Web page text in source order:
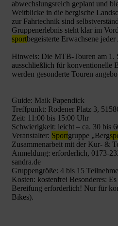
abwechslungsreich geplant und
Weitblicke in die bergische
zur Fahrtechnik sind
Gruppenerlebnis steht klar im
sportbegeisterte Erwachsene
Hinweis: Die MTB-Touren am 1.
ausschließlich für konventionelle
werden gesonderte Touren
Guide: Maik Papendick
Treffpunkt: Rodener Platz 3,
Zeit: 11:00 bis 15:00 Uhr
Schwierigkeit: leicht – ca. 30 bis
Veranstalter: Sportgruppe „Berg
Zusammenarbeit mit der Kur- &
Anmeldung: erforderlich, 0173-
sandra.de
Gruppengröße: 4 bis 15
Kosten: kostenfrei Besonderes:
Bereifung erforderlich! Nur für
Bikes).